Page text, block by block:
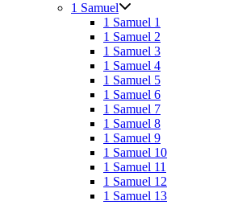
1 Samuel
1 Samuel 1
1 Samuel 2
1 Samuel 3
1 Samuel 4
1 Samuel 5
1 Samuel 6
1 Samuel 7
1 Samuel 8
1 Samuel 9
1 Samuel 10
1 Samuel 11
1 Samuel 12
1 Samuel 13